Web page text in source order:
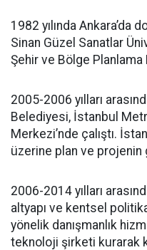
1982 yılında Ankara’da
Sinan Güzel Sanatlar
Şehir ve Bölge
2005-2006 yılları
Belediyesi, İstanbul
Merkezi’nde çalıştı.
üzerine plan ve projenin
2006-2014 yılları
altyapı ve kentsel
yönelik danışmanlık
teknoloji şirketi kurarak